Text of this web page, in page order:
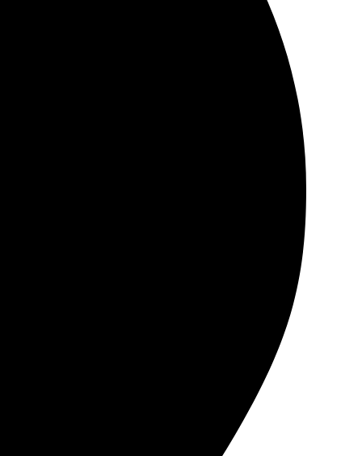
размеры, загрузил изображение, и через
опыт, рекомендую.
сделали быстро. Качество впечатлило, цвет и
отличное!